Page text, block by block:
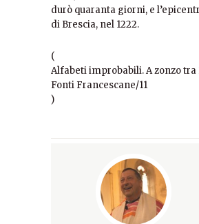
durò quaranta giorni, e
di Brescia, nel 1222.
(
Alfabeti improbabili. A zonzo tra
Fonti Francescane/11
)